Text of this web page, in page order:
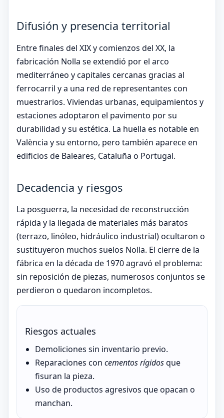
Difusión y presencia territorial
Entre finales del XIX y comienzos del XX, la
fabricación Nolla se extendió por el arco
mediterráneo y capitales cercanas gracias al
ferrocarril y a una red de representantes con
muestrarios. Viviendas urbanas, equipamientos y
estaciones adoptaron el pavimento por su
durabilidad y su estética. La huella es notable en
València y su entorno, pero también aparece en
edificios de Baleares, Cataluña o Portugal.
Decadencia y riesgos
La posguerra, la necesidad de reconstrucción
rápida y la llegada de materiales más baratos
(terrazo, linóleo, hidráulico industrial) ocultaron o
sustituyeron muchos suelos Nolla. El cierre de la
fábrica en la década de 1970 agravó el problema:
sin reposición de piezas, numerosos conjuntos se
perdieron o quedaron incompletos.
Riesgos actuales
Demoliciones sin inventario previo.
Reparaciones con cementos rígidosque
fisuran la pieza.
Uso de productos agresivos que opacan o
manchan.